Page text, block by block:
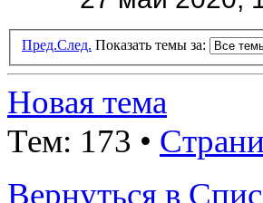
Пред.След. Показать темы за:
Новая тема
Тем: 173 •
Вернуться в